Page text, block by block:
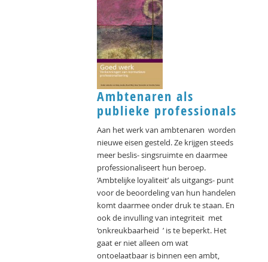
Ambtenaren als
publieke professionals
Aan het werk van ambtenaren worden
nieuwe eisen gesteld. Ze krijgen steeds
meer beslis- singsruimte en daarmee
professionaliseert hun beroep.
‘Ambtelijke loyaliteit’ als uitgangs- punt
voor de beoordeling van hun handelen
komt daarmee onder druk te staan. En
ook de invulling van integriteit met
‘onkreukbaarheid ’ is te beperkt. Het
gaat er niet alleen om wat
ontoelaatbaar is binnen een ambt,